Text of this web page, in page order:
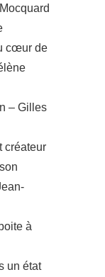
cœur de
– Gilles
créateur
à
un état